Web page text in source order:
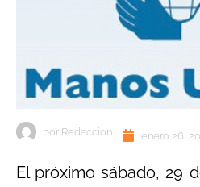
por Redaccion enero 26,
El próximo sábado, 29